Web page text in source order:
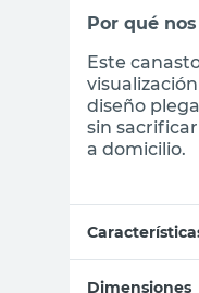
Por qué
Este
diseño
sin
a domicilio.
Dimensiones